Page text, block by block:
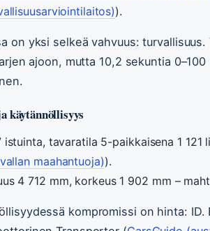
).
on yksi selkeä vahvuus:
ajoon, mutta 10,2 sekuntia
käytännöllisyys
istuinta, tavaratila 5-paikkaisena 1 121
maahantuoja)).
4 712 mm, korkeus 1 902 mm –
kompromissi on hinta: ID.